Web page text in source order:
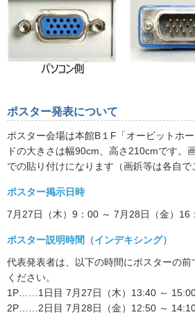
ポスター発表について
ポスター会場は本館B１F「オービットホ
ドの大きさは幅90cm、高さ210cmです。
での貼り付けになります（画鋲等は各自で
ポスター掲示日時
7月27日（木）9：00 ～ 7月28日（金）16
ポスター説明時間（インデキシング）
代表発表者は、以下の時間にポスターの
ください。
1P……1日目 7月27日（木）13:40 ～
2P……2日目 7月28日（金）12:50 ～